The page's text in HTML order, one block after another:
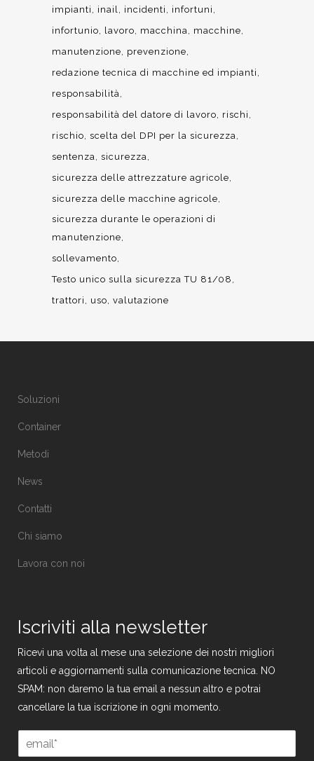
impianti
inail incidenti
infortuni
infortunio
lavoro macchina
macchine
manutenzione
prevenzione
redazione tecnica di macchine ed impianti
responsabilità
responsabilità del datore di lavoro
rischi
rischio scelta del DPI per la sicurezza
sentenza sicurezza
sicurezza delle attrezzature agricole
sicurezza delle macchine agricole
sicurezza durante le operazioni di
manutenzione
sollevamento
Testo unico sulla sicurezza TU 81/08
trattori
uso valutazione
Soluzioni
Container
Metodi
News
Contatti
Chi siamo
Lavora con noi
Iscriviti alla newsletter
Ricevi una volta al mese una selezione dei nostri migliori
articoli e aggiornamenti sulla comunicazione tecnica. NO
SPAM: non daremo la tua email a nessun altro e potrai
cancellare la tua iscrizione in ogni momento.
m